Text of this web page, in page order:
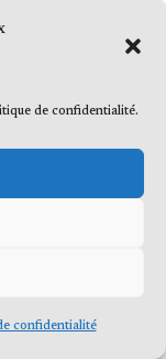
de confidentialité.
confidentialité